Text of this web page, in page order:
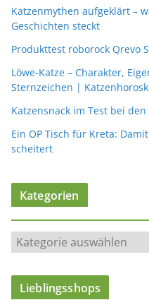
Katzenmythen aufgeklärt –
Geschichten steckt
Produkttest roborock Qrevo
Löwe-Katze – Charakter,
Sternzeichen |
Katzensnack im Test bei
Ein OP Tisch für Kreta:
scheitert
Kategorien
a
t
Lieblingsshops